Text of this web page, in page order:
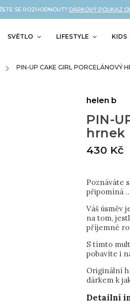
SE ROZHODNOUT?DÁRKOVÝ POUKAZ OD
SVĚTLO LIFESTYLE KIDS
/ PIN-UP CAKE GIRL PORCELÁNOVÝ
PIN-
hrnek
430 Kč
Poznáváte
připomíná
Váš úsměv
na tom,
příjemné
S tímto
pobavíte i
Originální
dárkem k
Detailní
helen b